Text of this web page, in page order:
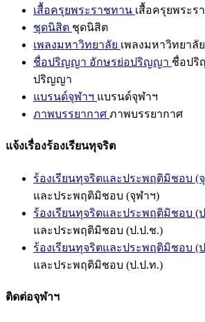
เสื้อครุยพระราชทาน เสื้อครุยพระร
ชุดนิสิต ชุดนิสิต
เพลงมหาวิทยาลัย เพลงมหาวิทยาลัย
ชื่อปริญญา อักษรย่อปริญญา ชื่อปริ
ปริญญา
แบรนด์จุฬาฯ แบรนด์จุฬาฯ
ภาพบรรยากาศ ภาพบรรยากาศ
แจ้งเรื่องร้องเรียนทุจริต
ร้องเรียนทุจริตและประพฤติมิชอบ (
และประพฤติมิชอบ (จุฬาฯ)
ร้องเรียนทุจริตและประพฤติมิชอบ (
และประพฤติมิชอบ (ป.ป.ช.)
ร้องเรียนทุจริตและประพฤติมิชอบ (
และประพฤติมิชอบ (ป.ป.ท.)
ติดต่อจุฬาฯ